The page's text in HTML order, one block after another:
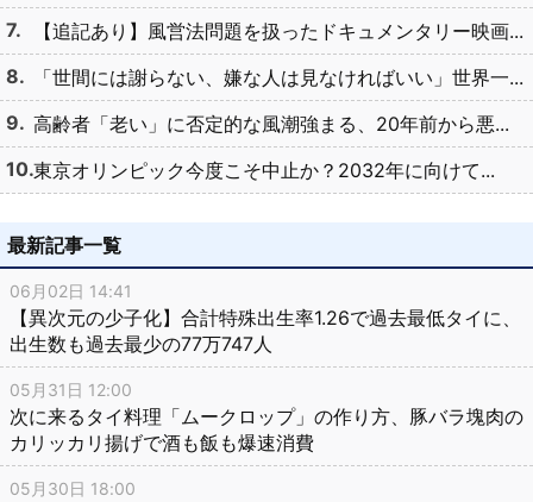
【追記あり】風営法問題を扱ったドキュメンタリー映画...
「世間には謝らない、嫌な人は見なければいい」世界一...
高齢者「老い」に否定的な風潮強まる、20年前から悪...
東京オリンピック今度こそ中止か？2032年に向けて...
最新記事一覧
06月02日 14:41
【異次元の少子化】合計特殊出生率1.26で過去最低タイに、
出生数も過去最少の77万747人
05月31日 12:00
次に来るタイ料理「ムークロップ」の作り方、豚バラ塊肉の
カリッカリ揚げで酒も飯も爆速消費
05月30日 18:00